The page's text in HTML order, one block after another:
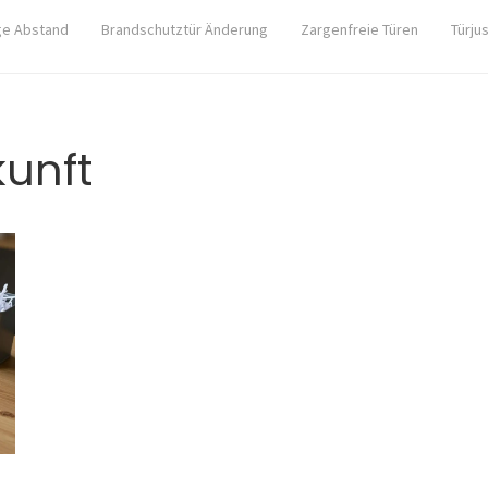
Abstand Brandschutztür Änderung Zargenfreie Türen